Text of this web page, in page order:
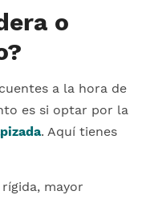
o
a la hora de
es si optar por la
. Aquí tienes
rígida, mayor